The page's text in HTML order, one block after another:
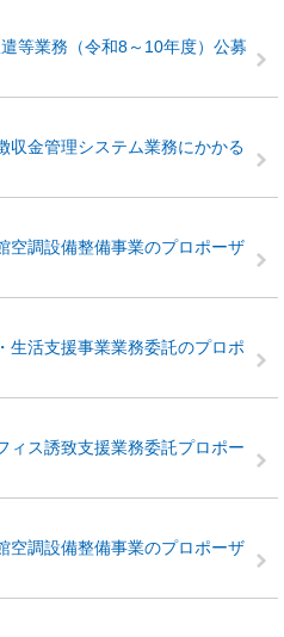
等業務（令和8～10年度）公募
収金管理システム業務にかかる
空調設備整備事業のプロポーザ
生活支援事業業務委託のプロポ
ィス誘致支援業務委託プロポー
空調設備整備事業のプロポーザ